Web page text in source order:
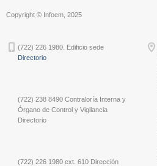
Copyright © Infoem, 2025
(722) 226 1980. Edificio sede
Directorio
(722) 238 8490 Contraloría Interna y
Órgano de Control y Vigilancia
Directorio
(722) 226 1980 ext. 610 Dirección